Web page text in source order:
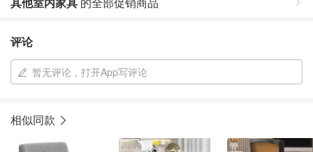
评论
暂无评论，打开App写评论
相似同款